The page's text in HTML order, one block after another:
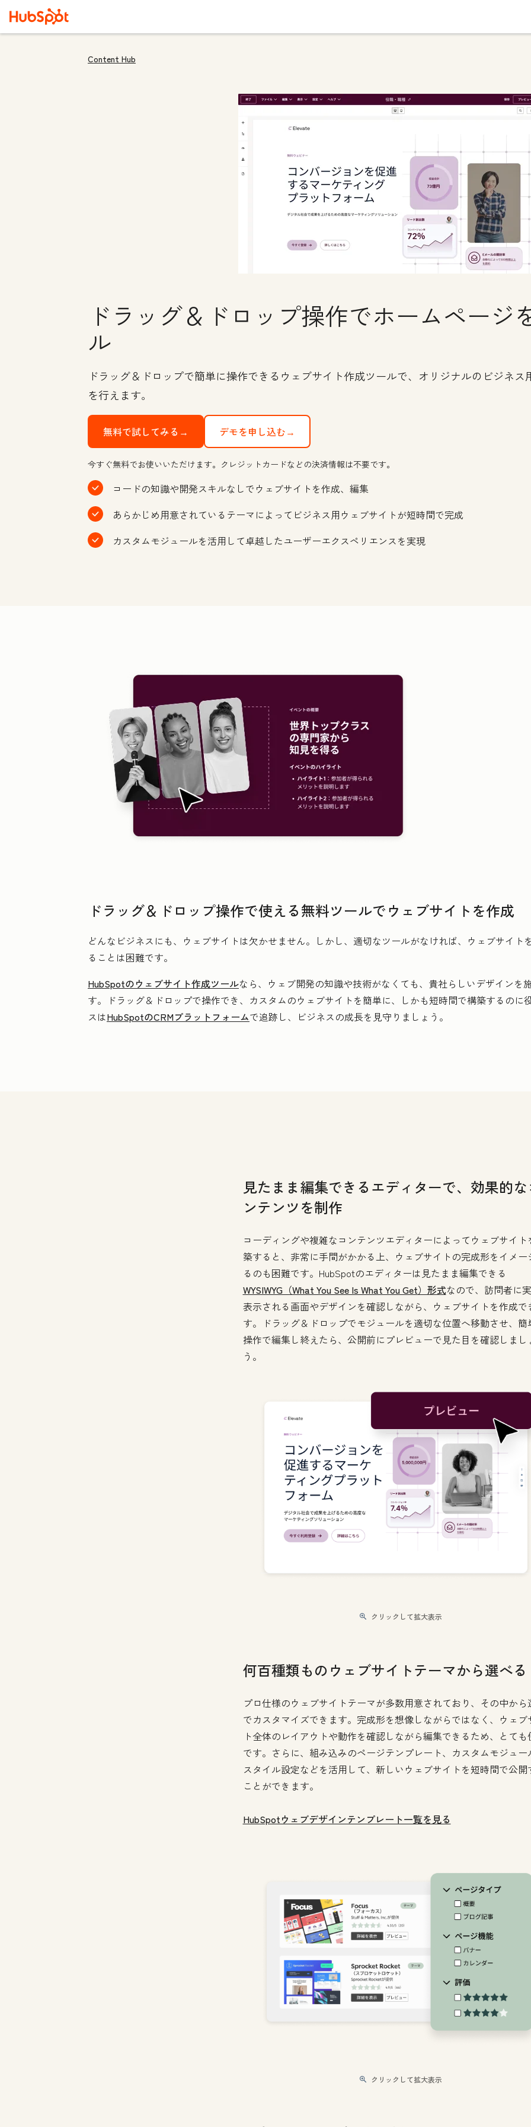
Content Hub
ドラッグ＆ドロップ操作でホームページ
ル
ドラッグ＆ドロップで簡単に操作できるウェブサイト作成ツールで、オリジナルのビジネ
を行えます。
無料で試してみる→ デモを申し込む→
今すぐ無料でお使いいただけます。クレジットカードなどの決済情報は不要です。
コードの知識や開発スキルなしでウェブサイトを作成、編集
あらかじめ用意されているテーマによってビジネス用ウェブサイトが短時間で完成
カスタムモジュールを活用して卓越したユーザーエクスペリエンスを実現
ドラッグ＆ドロップ操作で使える無料ツールでウェブサイトを作成
どんなビジネスにも、ウェブサイトは欠かせません。しかし、適切なツールがなければ、ウェブサイ
ることは困難です。
HubSpotのウェブサイト作成ツールなら、ウェブ開発の知識や技術がなくても、貴社らしいデザインを
す。ドラッグ＆ドロップで操作でき、カスタムのウェブサイトを簡単に、しかも短時間で構築するのに
スはHubSpotのCRMプラットフォームで追跡し、ビジネスの成長を見守りましょう。
見たまま編集できるエディターで、効果的
ンテンツを制作
コーディングや複雑なコンテンツエディターによってウェブサイト
築すると、非常に手間がかかる上、ウェブサイトの完成形をイメー
るのも困難です。HubSpotのエディターは見たまま編集できる
WYSIWYG（What You See Is What You Get）形式なので、訪問者に
表示される画面やデザインを確認しながら、ウェブサイトを作成で
す。ドラッグ＆ドロップでモジュールを適切な位置へ移動させ、簡
操作で編集し終えたら、公開前にプレビューで見た目を確認しまし
う。
クリックして拡大表示
何百種類ものウェブサイトテーマから選べる
プロ仕様のウェブサイトテーマが多数用意されており、その中から
でカスタマイズできます。完成形を想像しながらではなく、ウェブ
ト全体のレイアウトや動作を確認しながら編集できるため、とても
です。さらに、組み込みのページテンプレート、カスタムモジュー
スタイル設定などを活用して、新しいウェブサイトを短時間で公開
ことができます。
HubSpotウェブデザインテンプレート一覧を見る
クリックして拡大表示